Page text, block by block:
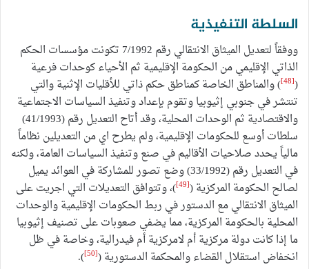
السلطة التنفيذية
ووفقاً لتعديل الميثاق الانتقالي رقم 7/1992 تكونت مؤسسات الحكم
الذاتي الإقليمي من الحكومة الإقليمية ثم الأحياء كوحدات فرعية
(
[48]
) والمناطق الخاصة كمناطق حكم ذاتي للأقليات الإثنية والتي
تنتشر في جنوبي إثيوبيا وتقوم بإعداد وتنفيذ السياسات الاجتماعية
والاقتصادية ثم الوحدات المحلية، وقد أتاح التعديل رقم (41/1993)
سلطات أوسع للحكومات الإقليمية، ولم يطرح اي من التعديلين نظاماً
مالياً يحدد صلاحيات الأقاليم في صنع وتنفيذ السياسات العامة، ولكنه
في التعديل رقم (33/1992) وضع تصور للمشاركة في العوائد يميل
لصالح الحكومة المركزية ([49]
)، وتتوافق التعديلات التي اجريت على
الميثاق الانتقالي مع الدستور في ربط الحكومات الإقليمية والوحدات
المحلية بالحكومة المركزية، مما يضفي صعوبات على تصنيف إثيوبيا
ما إذا كانت دولة مركزية أم لامركزية أم فيدرالية، وخاصة في ظل
انخفاض استقلال القضاء والمحكمة الدستورية ([50]
).